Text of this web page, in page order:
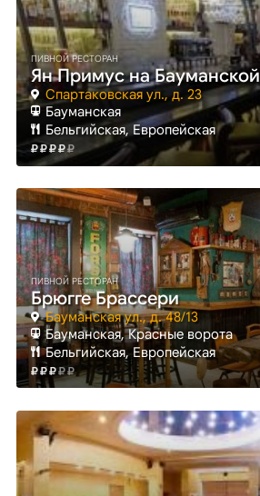
ПИВНОЙ РЕСТОРАН
Ян Примус на Бауманской
Спартаковская ул., д. 23
Бауманская
Бельгийская, Европейская
ПИВНОЙ РЕСТОРАН
Брюгге Брассери
Бауманская ул., д. 48/13
Бауманская, Красные ворота
Бельгийская, Европейская